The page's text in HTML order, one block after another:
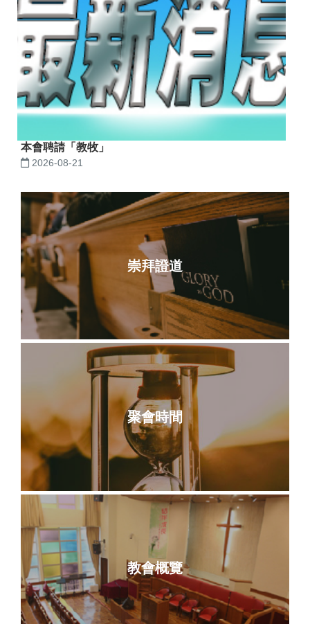
本會聘請「教牧」
2026-08-21
崇拜證道
聚會時間
教會概覽